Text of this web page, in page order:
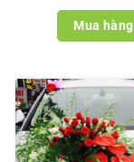
Mua hàng